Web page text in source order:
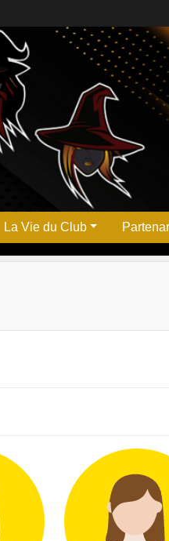
La Vie du Club